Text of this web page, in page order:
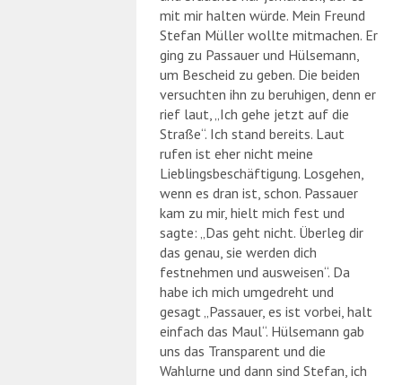
mit mir halten würde. Mein Freund
Stefan Müller wollte mitmachen. Er
ging zu Passauer und Hülsemann,
um Bescheid zu geben. Die beiden
versuchten ihn zu beruhigen, denn er
rief laut, „Ich gehe jetzt auf die
Straße“. Ich stand bereits. Laut
rufen ist eher nicht meine
Lieblingsbeschäftigung. Losgehen,
wenn es dran ist, schon. Passauer
kam zu mir, hielt mich fest und
sagte: „Das geht nicht. Überleg dir
das genau, sie werden dich
festnehmen und ausweisen“. Da
habe ich mich umgedreht und
gesagt „Passauer, es ist vorbei, halt
einfach das Maul“. Hülsemann gab
uns das Transparent und die
Wahlurne und dann sind Stefan, ich